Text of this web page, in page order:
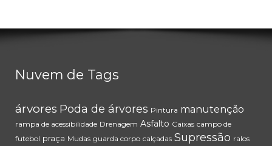
Nuvem de Tags
árvores Poda de árvores Pintura manutenção
rampa de acessibilidade Drenagem Asfalto Caixas campo de
futebol praça Mudas guarda corpo calçadas Supressão ralos